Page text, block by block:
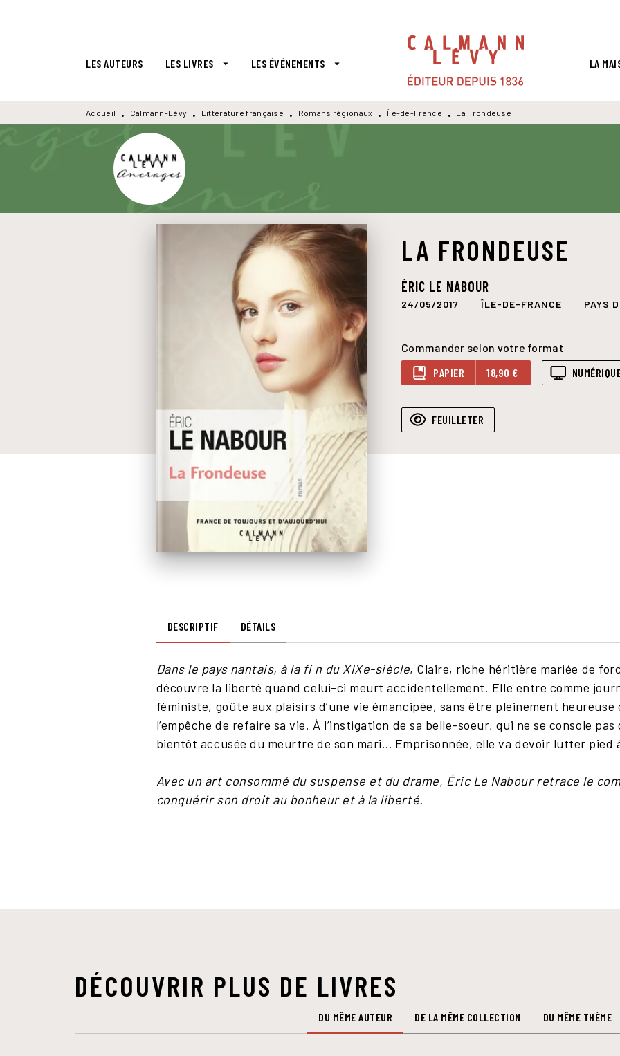
LES AUTEURS LES LIVRES arrow_drop_down LES ÉVÉNEMENTS arrow_drop_down LA
Accueil • Calmann-Lévy • Littérature française • Romans régionaux • Île-de-France • La Frondeuse
LA FRONDEUSE
ÉRIC LE NABOUR
24/05/2017 ÎLE-DE-FRANCE PAYS
Commander selon votre format
PAPIER
18,90 €
FEUILLETER
DESCRIPTIF DÉTAILS
Dans le pays nantais, à la fi n du XIXe-siècle, Claire, riche héritière mariée de
découvre la liberté quand celui-ci meurt accidentellement. Elle entre comme
féministe, goûte aux plaisirs d’une vie émancipée, sans être pleinement
l’empêche de refaire sa vie. À l’instigation de sa belle-soeur, qui ne se console
bientôt accusée du meurtre de son mari… Emprisonnée, elle va devoir lutter pied
Avec un art consommé du suspense et du drame, Éric Le Nabour retrace le
conquérir son droit au bonheur et à la liberté.
DÉCOUVRIR PLUS DE LIVRES
DU MÊME AUTEUR DE LA MÊME COLLECTION DU MÊME THÈME